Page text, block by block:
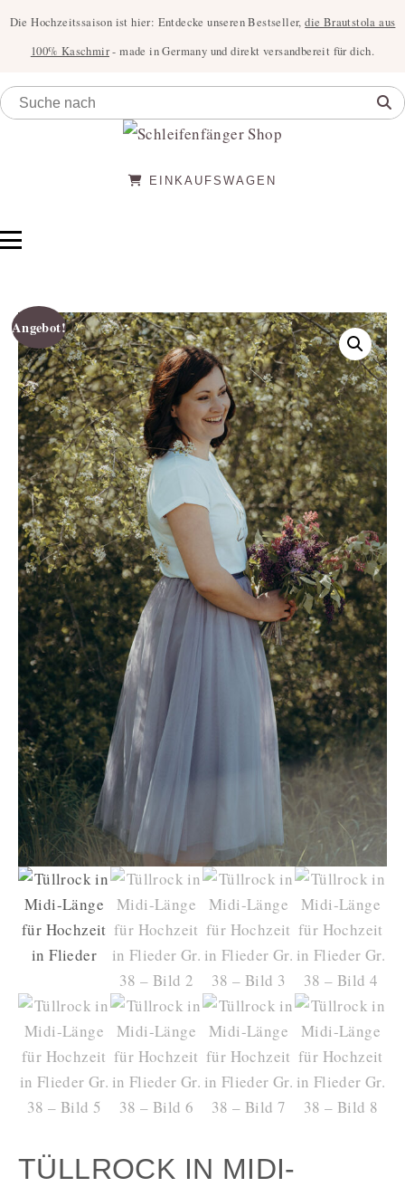
Die Hochzeitssaison ist hier: Entdecke unseren Bestseller,die Brautstola aus
100% Kaschmir- made in Germany und direkt versandbereit für dich.
EINKAUFSWAGEN
Angebot!
TÜLLROCK IN MIDI-